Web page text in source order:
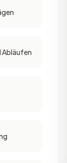
Abläufen